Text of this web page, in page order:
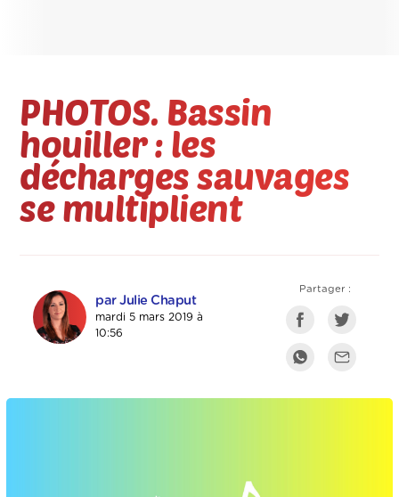
PHOTOS. Bassin
houiller : les
décharges sauvages
se multiplient
par Julie Chaput
mardi 5 mars 2019 à
10:56
Partager :